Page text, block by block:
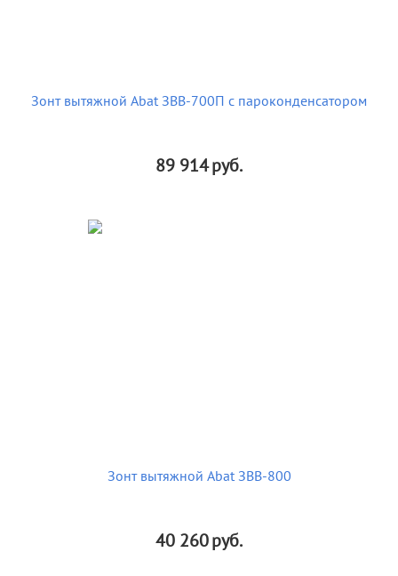
Зонт вытяжной Abat ЗВВ-700П с пароконденсатором
89 914руб.
Зонт вытяжной Abat ЗВВ-800
40 260руб.